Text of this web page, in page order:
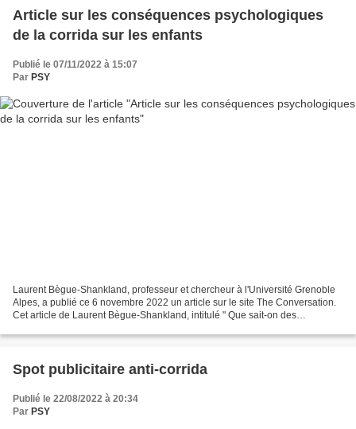
Article sur les conséquences psychologiques
de la corrida sur les enfants
Publié le 07/11/2022 à 15:07
Par PSY
Laurent Bègue-Shankland, professeur et chercheur à l'Université Grenoble
Alpes, a publié ce 6 novembre 2022 un article sur le site The Conversation.
Cet article de Laurent Bègue-Shankland, intitulé " Que sait-on des
Spot publicitaire anti-corrida
Publié le 22/08/2022 à 20:34
Par PSY